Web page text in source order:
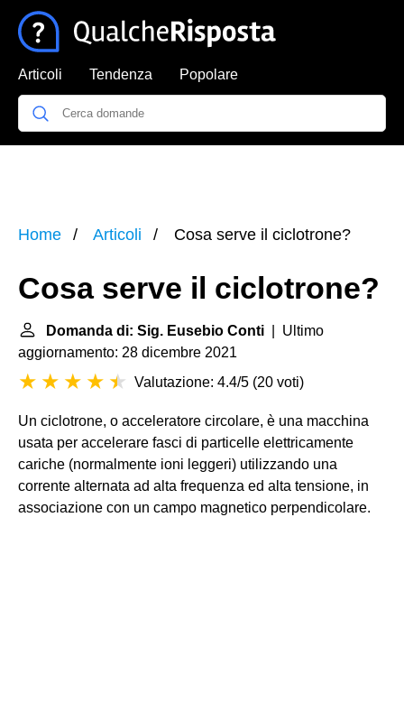
Articoli Tendenza Popolare
Home Articoli Cosa serve il ciclotrone?
Cosa serve il ciclotrone?
Domanda di: Sig. Eusebio Conti | Ultimo
aggiornamento: 28 dicembre 2021
Valutazione: 4.4/5 (20 voti)
Un ciclotrone, o acceleratore circolare, è una macchina
usata per accelerare fasci di particelle elettricamente
cariche (normalmente ioni leggeri) utilizzando una
corrente alternata ad alta frequenza ed alta tensione, in
associazione con un campo magnetico perpendicolare.